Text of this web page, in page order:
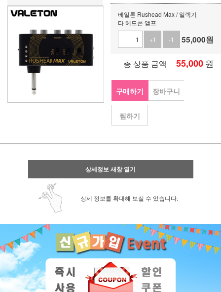
베일톤 Rushead Max / 일렉기
타 헤드폰 앰프
+1
-1 55,000원
총 상품 금액 55,000 원
구매하기 장바구니
찜하기
상세정보 새창 열기
상세 정보를 확대해 보실 수 있습니다.